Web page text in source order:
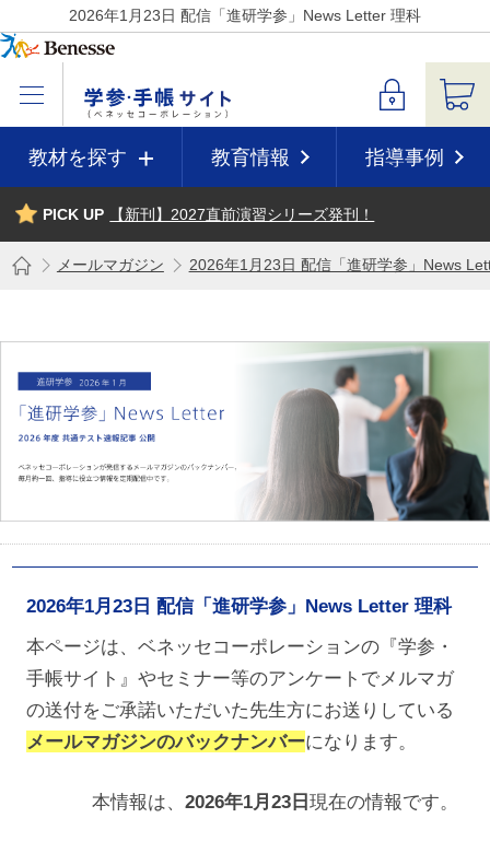
2026年1月23日 配信「進研学参」News Letter 理科
教材を探す 教育情報 指導事例
PICK UP 【新刊】2027直前演習シリーズ発刊！
メールマガジン 2026年1月23日 配信「進研学参」News
2026年1月23日 配信「進研学参」News Letter 理科
本ページは、ベネッセコーポレーションの『学参・
手帳サイト』やセミナー等のアンケートでメルマガ
の送付をご承諾いただいた先生方にお送りしている
メールマガジンのバックナンバーになります。
本情報は、 2026年1月23日 現在の情報です。